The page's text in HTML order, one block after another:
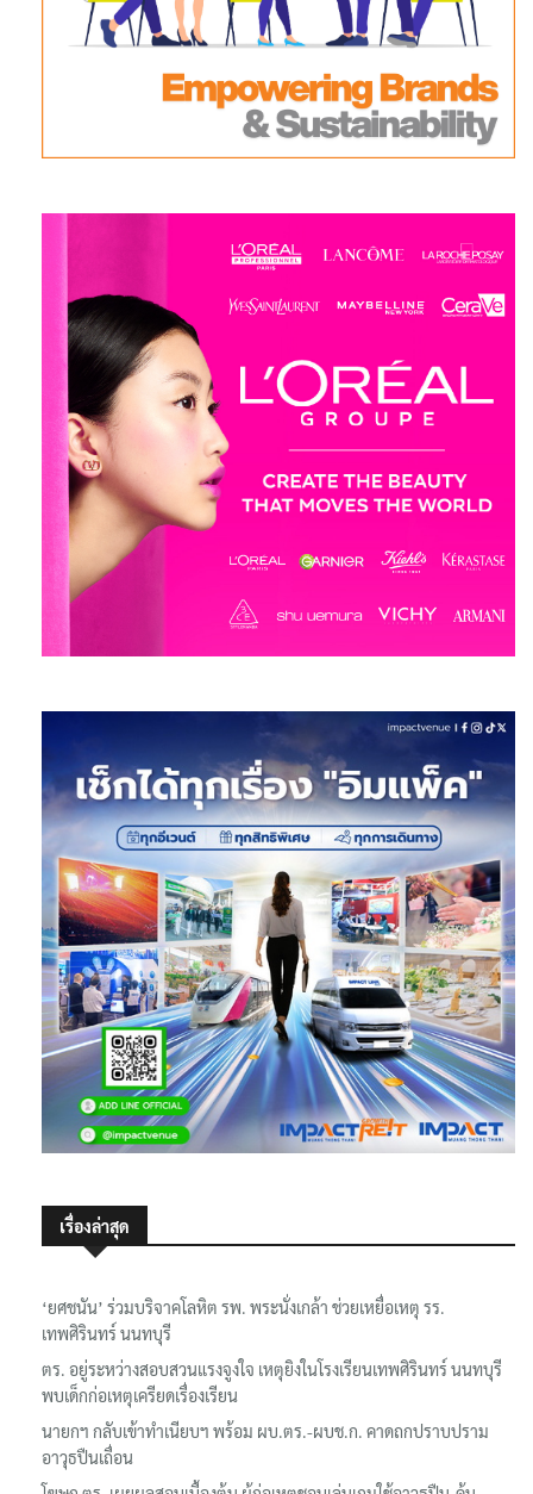
เรื่องล่าสุด
‘ยศชนัน’ ร่วมบริจาคโลหิต รพ. พระนั่งเกล้า ช่วยเหยื่อเหตุ รร.
เทพศิรินทร์ นนทบุรี
ตร. อยู่ระหว่างสอบสวนแรงจูงใจ เหตุยิงในโรงเรียนเทพศิรินทร์ นนทบุรี
พบเด็กก่อเหตุเครียดเรื่องเรียน
นายกฯ กลับเข้าทำเนียบฯ พร้อม ผบ.ตร.-ผบช.ก. คาดถกปราบปราม
อาวุธปืนเถื่อน